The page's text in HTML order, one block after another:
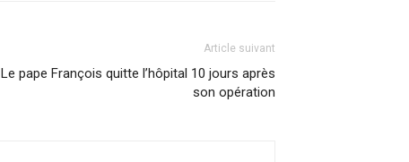
Article suivant
Le pape François quitte l’hôpital 10 jours après
son opération